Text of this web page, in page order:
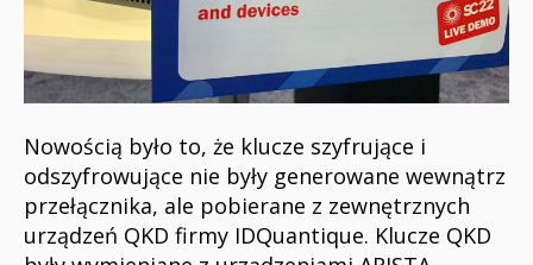
Nowością było to, że klucze szyfrujące i
odszyfrowujące nie były generowane wewnątrz
przełącznika, ale pobierane z zewnętrznych
urządzeń QKD firmy IDQuantique. Klucze QKD